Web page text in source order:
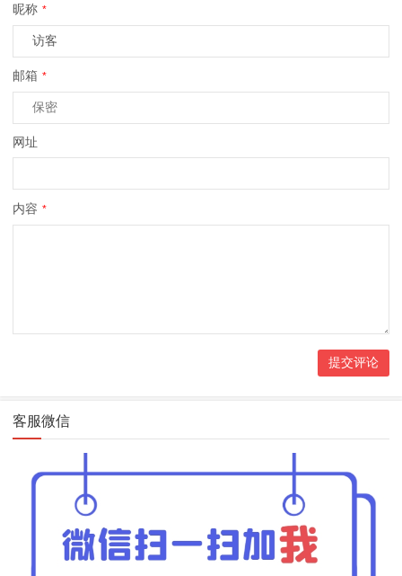
昵称 *
邮箱 *
网址
内容 *
客服微信